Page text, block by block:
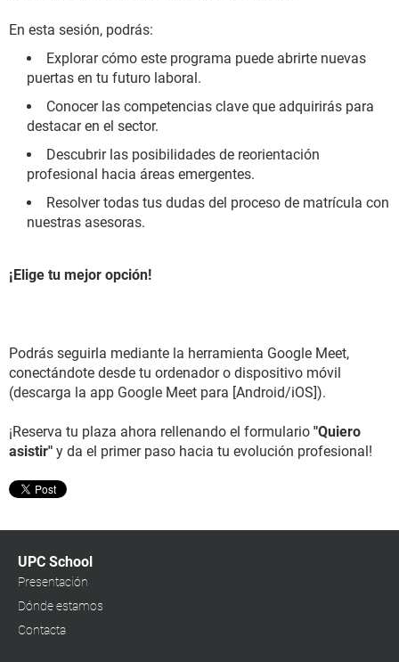
En esta sesión, podrás:
Explorar cómo este programa puede abrirte nuevas
puertas en tu futuro laboral.
Conocer las competencias clave que adquirirás para
destacar en el sector.
Descubrir las posibilidades de reorientación
profesional hacia áreas emergentes.
Resolver todas tus dudas del proceso de matrícula con
nuestras asesoras.
¡Elige tu mejor opción!
Podrás seguirla mediante la herramienta Google Meet,
conectándote desde tu ordenador o dispositivo móvil
(descarga la app Google Meet para [Android/iOS]).
¡Reserva tu plaza ahora rellenando el formulario "Quiero
asistir" y da el primer paso hacia tu evolución profesional!
UPC School
Presentación
Dónde estamos
Contacta